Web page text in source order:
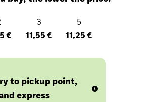
3 5
€ 11,55 € 11,25 €
to pickup point,
express